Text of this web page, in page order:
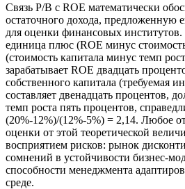
Связь P/B с ROE математически
остаточного дохода, предложенную
для оценки финансовых
единица плюс (ROE минус
(стоимость капитала минус темп
зарабатывает ROE двадцать
собственного капитала (требуемая
составляет двенадцать процентов,
темп роста пять процентов,
(20%-12%)/(12%-5%) = 2,14. Любое
оценки от этой теоретической
восприятием рисков: рынок
сомнений в устойчивости бизнес-
способности менеджмента
среде.